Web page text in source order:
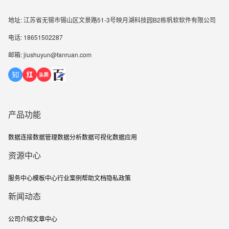
地址: 江苏省无锡市锡山区文景路51-3号映月湖科技园B2栋帆软软件有限公司
电话: 18651502287
邮箱: jiushuyun@fanruan.com
产品功能
数据连接数据管理数据分析数据可视化数据应用
资源中心
服务中心模板中心行业案例帮助文档隐私政策
新闻动态
公司介绍文章中心